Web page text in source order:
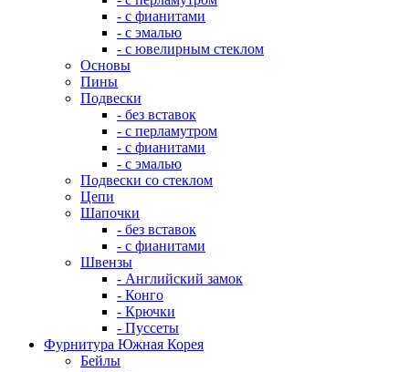
- с фианитами
- с эмалью
- с ювелирным стеклом
Основы
Пины
Подвески
- без вставок
- с перламутром
- с фианитами
- с эмалью
Подвески со стеклом
Цепи
Шапочки
- без вставок
- с фианитами
Швензы
- Английский замок
- Конго
- Крючки
- Пуссеты
Фурнитура Южная Корея
Бейлы